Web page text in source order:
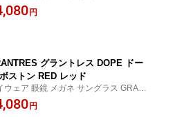
グラントレス タキロンローランド ロ
スタージャパン
円
グラントレス DOPE ドー
ストン RED レッド
ウェア 眼鏡 メガネ サングラス GRANT
グラントレス タキロンローランド ロ
スタージャパン
円